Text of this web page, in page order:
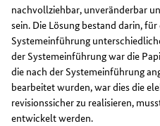
nachvollziehbar, unveränderbar
sein. Die Lösung bestand darin,
Systemeinführung
der Systemeinführung war die
die nach der Systemeinführung
bearbeitet wurden, war dies die
revisionssicher zu realisieren,
entwickelt werden.